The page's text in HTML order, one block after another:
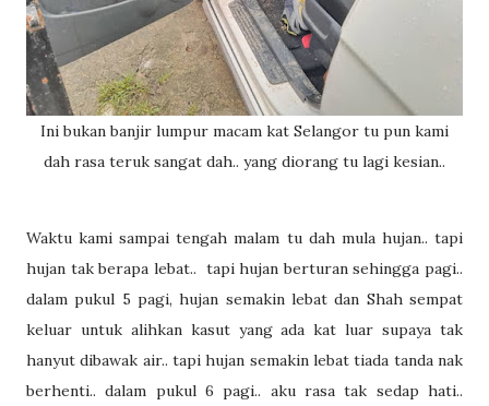
Ini bukan banjir lumpur macam kat Selangor tu pun kami
dah rasa teruk sangat dah.. yang diorang tu lagi kesian..
Waktu kami sampai tengah malam tu dah mula hujan.. tapi
hujan tak berapa lebat.. tapi hujan berturan sehingga pagi..
dalam pukul 5 pagi, hujan semakin lebat dan Shah sempat
keluar untuk alihkan kasut yang ada kat luar supaya tak
hanyut dibawak air.. tapi hujan semakin lebat tiada tanda nak
berhenti.. dalam pukul 6 pagi.. aku rasa tak sedap hati..